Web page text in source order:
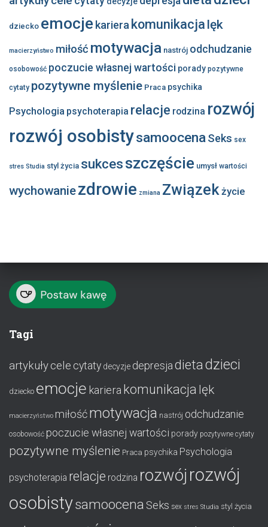
dziecko emocje kariera komunikacja lęk
macierzyństwo miłość motywacja nastrój odchudzanie
osobowość poczucie własnej wartości porady pozytywne
cytaty pozytywne myślenie Praca psychika
Psychologia psychoterapia relacje rodzina rozwój
rozwój osobistysamoocenaSeks sex
stres Studia styl życia sukcesszczęście umysł wartości
wychowaniezdrowie zmiana Związek życie
Tagi
artykułycele cytaty decyzje depresja dietadzieci
dziecko emocje kariera komunikacja lęk
macierzyństwo miłośćmotywacja nastrój odchudzanie
osobowość poczucie własnej wartości porady pozytywne cytaty
pozytywne myślenie Praca psychika Psychologia
psychoterapia relacje rodzina rozwój rozwój
osobistysamoocena Seks sex stres Studia styl życia